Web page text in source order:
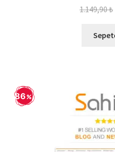
1.149,90₺
86